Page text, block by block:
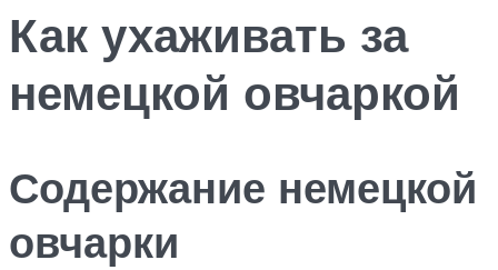
Как ухаживать за
немецкой овчаркой
Содержание немецкой
овчарки